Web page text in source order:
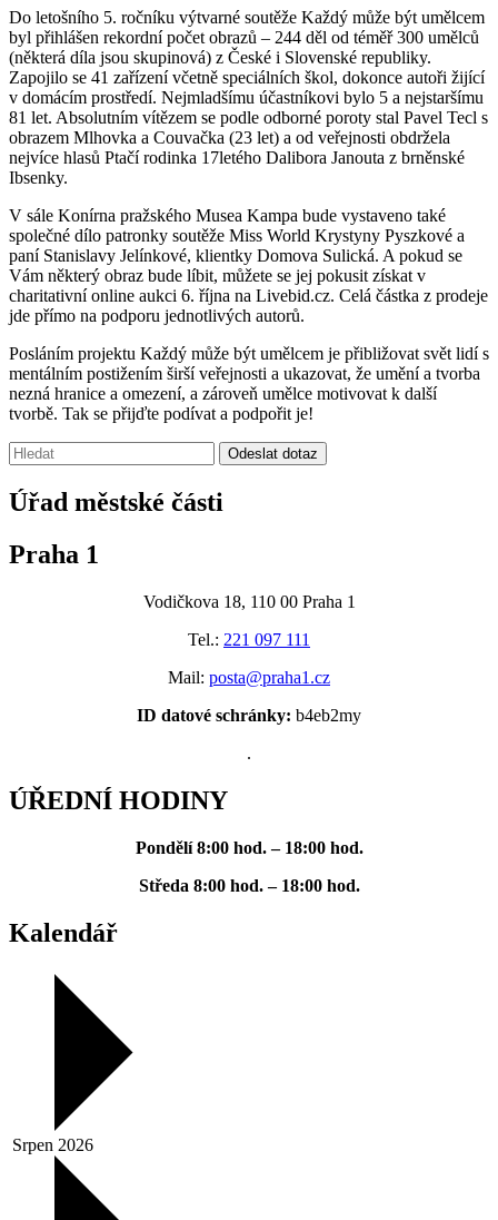
Do letošního 5. ročníku výtvarné soutěže Každý může být umělcem
byl přihlášen rekordní počet obrazů – 244 děl od téměř 300 umělců
(některá díla jsou skupinová) z České i Slovenské republiky.
Zapojilo se 41 zařízení včetně speciálních škol, dokonce autoři žijící
v domácím prostředí. Nejmladšímu účastníkovi bylo 5 a nejstaršímu
81 let. Absolutním vítězem se podle odborné poroty stal Pavel Tecl s
obrazem Mlhovka a Couvačka (23 let) a od veřejnosti obdržela
nejvíce hlasů Ptačí rodinka 17letého Dalibora Janouta z brněnské
Ibsenky.
V sále Konírna pražského Musea Kampa bude vystaveno také
společné dílo patronky soutěže Miss World Krystyny Pyszkové a
paní Stanislavy Jelínkové, klientky Domova Sulická. A pokud se
Vám některý obraz bude líbit, můžete se jej pokusit získat v
charitativní online aukci 6. října na Livebid.cz. Celá částka z prodeje
jde přímo na podporu jednotlivých autorů.
Posláním projektu Každý může být umělcem je přibližovat svět lidí s
mentálním postižením širší veřejnosti a ukazovat, že umění a tvorba
nezná hranice a omezení, a zároveň umělce motivovat k další
tvorbě. Tak se přijďte podívat a podpořit je!
Vyhledávání:
Odeslat dotaz
Úřad městské části
Praha 1
Vodičkova 18, 110 00 Praha 1
Tel.: 221 097 111
Mail: posta@praha1.cz
ID datové schránky: b4eb2my
.
ÚŘEDNÍ HODINY
Pondělí 8:00 hod. – 18:00 hod.
Středa 8:00 hod. – 18:00 hod.
Kalendář
Srpen 2026